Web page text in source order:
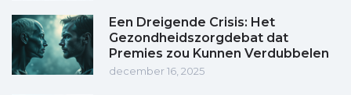
Een Dreigende Crisis: Het
Gezondheidszorgdebat dat
Premies zou Kunnen Verdubbelen
december 16, 2025